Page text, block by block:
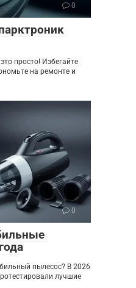
0
просто! Избегайте
на ремонте и
0
пылесос? В 2026
лучшие